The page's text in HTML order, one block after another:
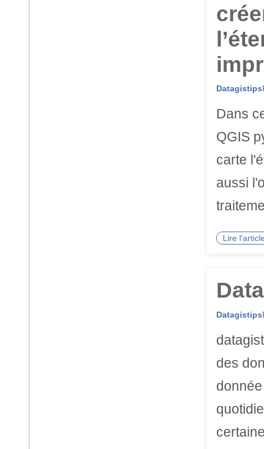
Datagistips
Dans
QGIS
carte
aussi
Lire
Datagistips
des